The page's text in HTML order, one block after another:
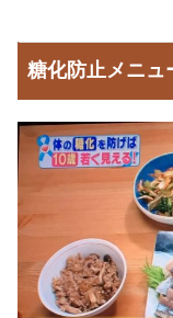
糖化防止メニュ